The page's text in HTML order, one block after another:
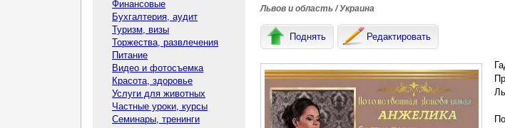
Финансовые
Бухгалтерия, аудит
Туризм, визы
Торжества, развлечения
Питание
Видео и фотосъемка
Красота, здоровье
Услуги для животных
Частные уроки, курсы
Семинары, тренинги
Львов и область / Украина
Поднять Редактировать